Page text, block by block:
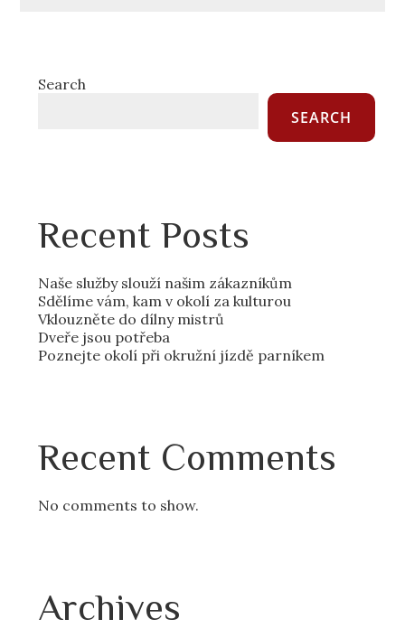
Search
SEARCH
Recent Posts
Naše služby slouží našim zákazníkům
Sdělíme vám, kam v okolí za kulturou
Vklouzněte do dílny mistrů
Dveře jsou potřeba
Poznejte okolí při okružní jízdě parníkem
Recent Comments
No comments to show.
Archives